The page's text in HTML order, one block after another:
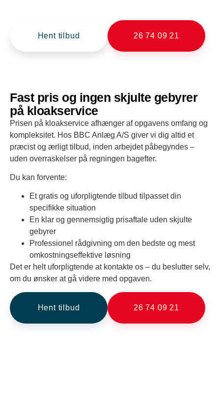
Hent tilbud 26 74 09 21
Fast pris og ingen skjulte gebyrer
på kloakservice
Prisen på kloakservice afhænger af opgavens omfang og
kompleksitet. Hos BBC Anlæg A/S giver vi dig altid et
præcist og ærligt tilbud, inden arbejdet påbegyndes –
uden overraskelser på regningen bagefter.
Du kan forvente:
Et gratis og uforpligtende tilbud tilpasset din
specifikke situation
En klar og gennemsigtig prisaftale uden skjulte
gebyrer
Professionel rådgivning om den bedste og mest
omkostningseffektive løsning
Det er helt uforpligtende at kontakte os – du beslutter selv,
om du ønsker at gå videre med opgaven.
Hent tilbud 26 74 09 21